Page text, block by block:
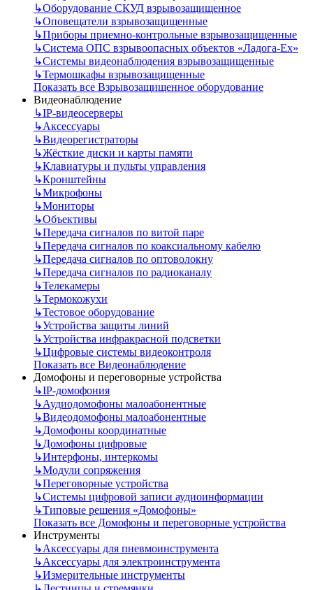
↳Оборудование СКУД взрывозащищенное
↳Оповещатели взрывозащищенные
↳Приборы приемно-контрольные взрывозащищенные
↳Система ОПС взрывоопасных объектов «Ладога-Ex»
↳Системы видеонаблюдения взрывозащищенные
↳Термошкафы взрывозащищенные
Показать все Взрывозащищенное оборудование
Видеонаблюдение
↳IP-видеосерверы
↳Аксессуары
↳Видеорегистраторы
↳Жёсткие диски и карты памяти
↳Клавиатуры и пульты управления
↳Кронштейны
↳Микрофоны
↳Мониторы
↳Объективы
↳Передача сигналов по витой паре
↳Передача сигналов по коаксиальному кабелю
↳Передача сигналов по оптоволокну
↳Передача сигналов по радиоканалу
↳Телекамеры
↳Термокожухи
↳Тестовое оборудование
↳Устройства защиты линий
↳Устройства инфракрасной подсветки
↳Цифровые системы видеоконтроля
Показать все Видеонаблюдение
Домофоны и переговорные устройства
↳IP-домофония
↳Аудиодомофоны малоабонентные
↳Видеодомофоны малоабонентные
↳Домофоны координатные
↳Домофоны цифровые
↳Интерфоны, интеркомы
↳Модули сопряжения
↳Переговорные устройства
↳Системы цифровой записи аудиоинформации
↳Типовые решения «Домофоны»
Показать все Домофоны и переговорные устройства
Инструменты
↳Аксессуары для пневмоинструмента
↳Аксессуары для электроинструмента
↳Измерительные инструменты